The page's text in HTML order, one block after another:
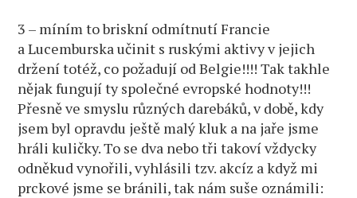
3 – míním to briskní odmítnutí Francie
a Lucemburska učinit s ruskými aktivy v jejich
držení totéž, co požadují od Belgie!!!! Tak takhle
nějak fungují ty společné evropské hodnoty!!!
Přesně ve smyslu různých darebáků, v době, kdy
jsem byl opravdu ještě malý kluk a na jaře jsme
hráli kuličky. To se dva nebo tři takoví vždycky
odněkud vynořili, vyhlásili tzv. akcíz a když mi
prckové jsme se bránili, tak nám suše oznámili: